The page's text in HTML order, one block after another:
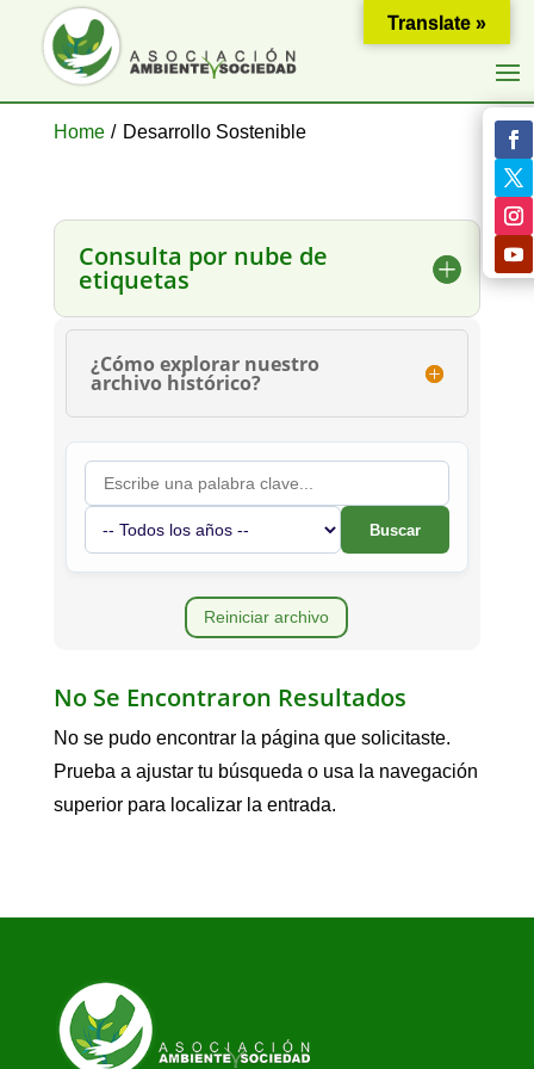
Home / Desarrollo Sostenible
Consulta por nube de
etiquetas
¿Cómo explorar nuestro
archivo histórico?
Buscar
Reiniciar archivo
No Se Encontraron Resultados
No se pudo encontrar la página que solicitaste.
Prueba a ajustar tu búsqueda o usa la navegación
superior para localizar la entrada.
Translate »